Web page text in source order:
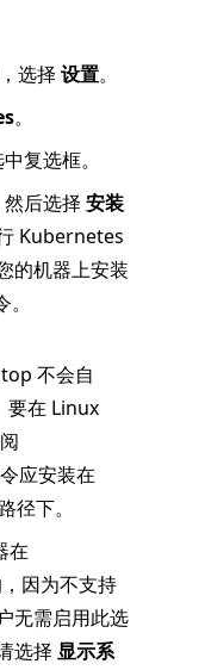
选择 设置。
。
复选框。
后选择 安装
Kubernetes
的机器上安装
不会自
要在 Linux
应安装在
路径下。
在
因为不支持
无需启用此选
选择 显示系